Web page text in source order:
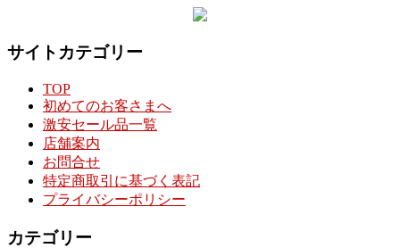
サイトカテゴリー
TOP
初めてのお客さまへ
激安セール品一覧
店舗案内
お問合せ
特定商取引に基づく表記
プライバシーポリシー
カテゴリー